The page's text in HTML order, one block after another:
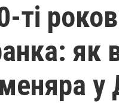
ті
як
у